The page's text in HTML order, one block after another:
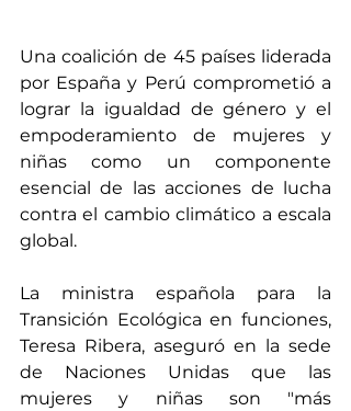
Una coalición de 45 países liderada
por España y Perú comprometió a
lograr la igualdad de género y el
empoderamiento de mujeres y
niñas como un componente
esencial de las acciones de lucha
contra el cambio climático a escala
global.
La ministra española para la
Transición Ecológica en funciones,
Teresa Ribera, aseguró en la sede
de Naciones Unidas que las
mujeres y niñas son "más